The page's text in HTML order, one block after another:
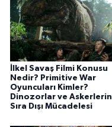
İlkel Savaş Filmi Konusu
Nedir? Primitive War
Oyuncuları Kimler?
Dinozorlar ve Askerlerin
Sıra Dışı Mücadelesi